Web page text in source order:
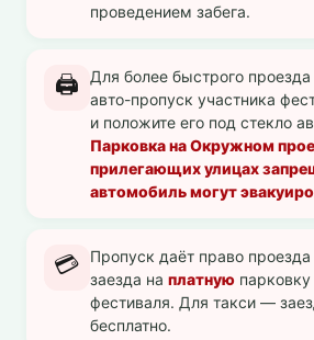
проведением забега.
🖨️
Для более быстрого проезда
авто-пропуск участника
и положите его под стекло
Парковка на Окружном
прилегающих улицах
автомобиль могут
💳
Пропуск даёт право
заезда на платную
фестиваля. Для такси —
бесплатно.